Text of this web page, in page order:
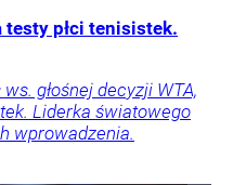
testy płci tenisistek.
głośnej decyzji WTA,
Liderka światowego
wprowadzenia.